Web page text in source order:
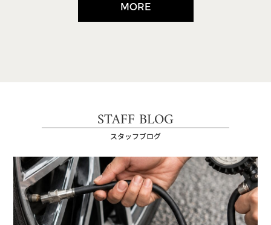
MORE
STAFF BLOG
スタッフブログ